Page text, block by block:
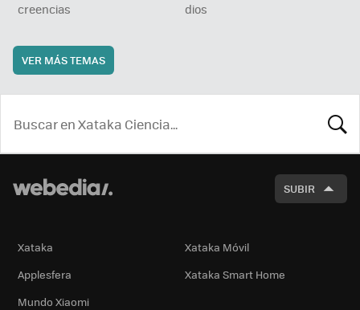
creencias
dios
VER MÁS TEMAS
SUBIR
Xataka
Xataka Móvil
Applesfera
Xataka Smart Home
Mundo Xiaomi